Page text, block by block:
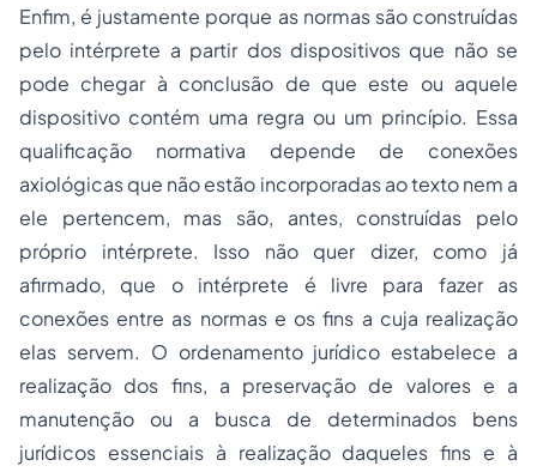
Enfim, é justamente porque as normas são construídas
pelo intérprete a partir dos dispositivos que não se
pode chegar à conclusão de que este ou aquele
dispositivo contém uma regra ou um princípio. Essa
qualificação normativa depende de conexões
axiológicas que não estão incorporadas ao texto nem a
ele pertencem, mas são, antes, construídas pelo
próprio intérprete. Isso não quer dizer, como já
afirmado, que o intérprete é livre para fazer as
conexões entre as normas e os fins a cuja realização
elas servem. O ordenamento jurídico estabelece a
realização dos fins, a preservação de valores e a
manutenção ou a busca de determinados bens
jurídicos essenciais à realização daqueles fins e à